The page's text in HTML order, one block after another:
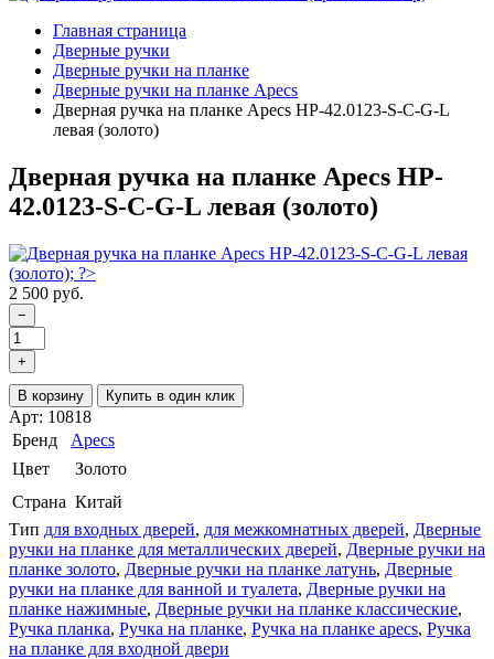
Главная страница
Дверные ручки
Дверные ручки на планке
Дверные ручки на планке Apecs
Дверная ручка на планке Apecs HP-42.0123-S-C-G-L
левая (золото)
Дверная ручка на планке Apecs HP-
42.0123-S-C-G-L левая (золото)
2 500 руб.
−
+
В корзину Купить в один клик
Арт: 10818
Бренд
Apecs
Цвет
Золото
Страна Китай
Тип для входных дверей, для межкомнатных дверей, Дверные
ручки на планке для металлических дверей, Дверные ручки на
планке золото, Дверные ручки на планке латунь, Дверные
ручки на планке для ванной и туалета, Дверные ручки на
планке нажимные, Дверные ручки на планке классические,
Ручка планка, Ручка на планке, Ручка на планке apecs, Ручка
на планке для входной двери